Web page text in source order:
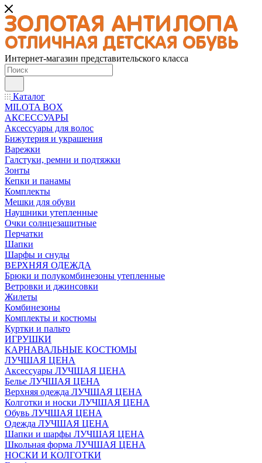
Интернет-магазин представительского класса
Каталог
MILOTA BOX
АКСЕССУАРЫ
Аксессуары для волос
Бижутерия и украшения
Варежки
Галстуки, ремни и подтяжки
Зонты
Кепки и панамы
Комплекты
Мешки для обуви
Наушники утепленные
Очки солнцезащитные
Перчатки
Шапки
Шарфы и снуды
ВЕРХНЯЯ ОДЕЖДА
Брюки и полукомбинезоны утепленные
Ветровки и джинсовки
Жилеты
Комбинезоны
Комплекты и костюмы
Куртки и пальто
ИГРУШКИ
КАРНАВАЛЬНЫЕ КОСТЮМЫ
ЛУЧШАЯ ЦЕНА
Аксессуары ЛУЧШАЯ ЦЕНА
Белье ЛУЧШАЯ ЦЕНА
Верхняя одежда ЛУЧШАЯ ЦЕНА
Колготки и носки ЛУЧШАЯ ЦЕНА
Обувь ЛУЧШАЯ ЦЕНА
Одежда ЛУЧШАЯ ЦЕНА
Шапки и шарфы ЛУЧШАЯ ЦЕНА
Школьная форма ЛУЧШАЯ ЦЕНА
НОСКИ И КОЛГОТКИ